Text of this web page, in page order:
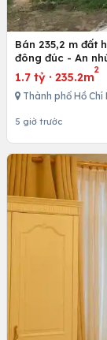
Bán 235,2 m đất
đông đúc - An
1.7 tỷ · 235.2m
2
Thành phố Hồ Chí
5 giờ trước